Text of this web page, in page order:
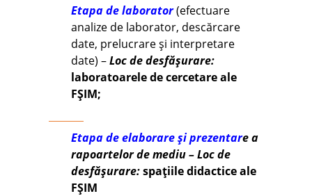
Etapa de laborator(efectuare
analize de laborator, descărcare
date, prelucrare și interpretare
date) –Loc de desfășurare:
laboratoarele de cercetare ale
FȘIM;
Etapa de elaborare și prezentare a
rapoartelor de mediu –Loc de
desfășurare:spațiile didactice ale
FȘIM